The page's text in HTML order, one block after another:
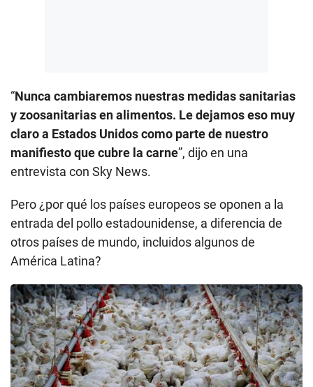
“Nunca cambiaremos nuestras medidas sanitarias
y zoosanitarias en alimentos. Le dejamos eso muy
claro a Estados Unidos como parte de nuestro
manifiesto que cubre la carne”, dijo en una
entrevista con Sky News.
Pero ¿por qué los países europeos se oponen a la
entrada del pollo estadounidense, a diferencia de
otros países de mundo, incluidos algunos de
América Latina?